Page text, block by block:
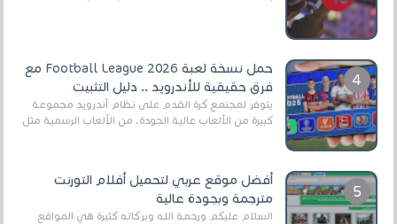
حمل نسخة لعبة Football League 2026 مع
فرق حقيقية للأندرويد .. دليل التثبيت
يتوفر لمجتمع كرة القدم على نظام أندرويد مجموعة
كبيرة من الألعاب عالية الجودة. من الألعاب الرسمية مثل
أفضل موقع عربي لتحميل أفلام التورنت
مترجمة وبجودة عالية
السلام عليكم ورحمة الله وبركاته كثيرة هي المواقع